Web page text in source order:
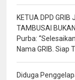
KETUA DPD GRIB
TAMBUSAI
Purba:
Nama GRIB. Siap
Diduga